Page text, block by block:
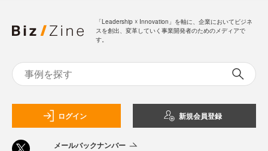
「Leadership ☓ Innovation」を軸に、企業においてビジネ
スを創出、変革していく事業開発者のためのメディアで
す。
ログイン 新規会員登録
メールバックナンバー